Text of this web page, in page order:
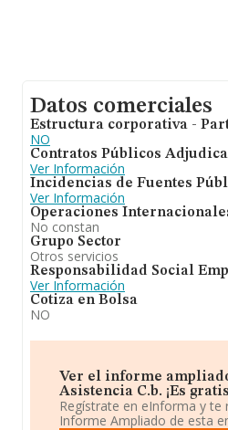
Datos comerciales
Estructura corporativa -
NO
Contratos Públicos
Ver Información
Incidencias de Fuentes
Ver Información
Operaciones
No constan
Grupo Sector
Otros servicios
Responsabilidad Social
Ver Información
Cotiza en Bolsa
NO
Ver el informe
Asistencia C.b. ¡Es
Regístrate en eInforma y te
Informe Ampliado de esta